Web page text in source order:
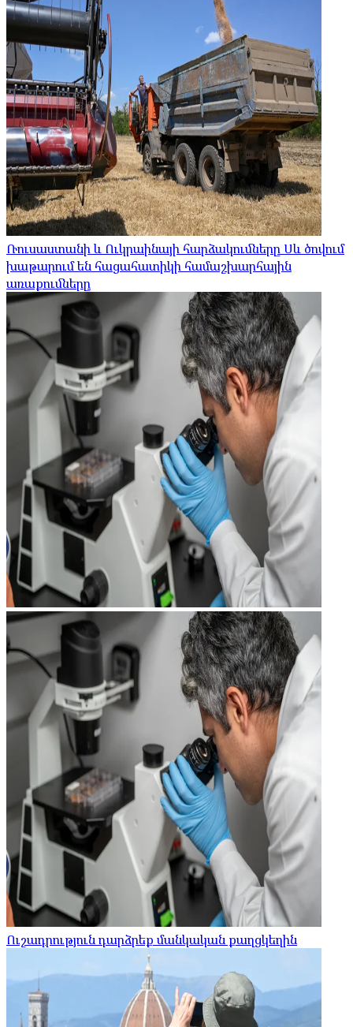
Ռուսաստանի և Ուկրաինայի հարձակումները Սև ծովում
խաթարում են հացահատիկի համաշխարհային
առաքումները
Ուշադրություն դարձրեք մանկական քաղցկեղին